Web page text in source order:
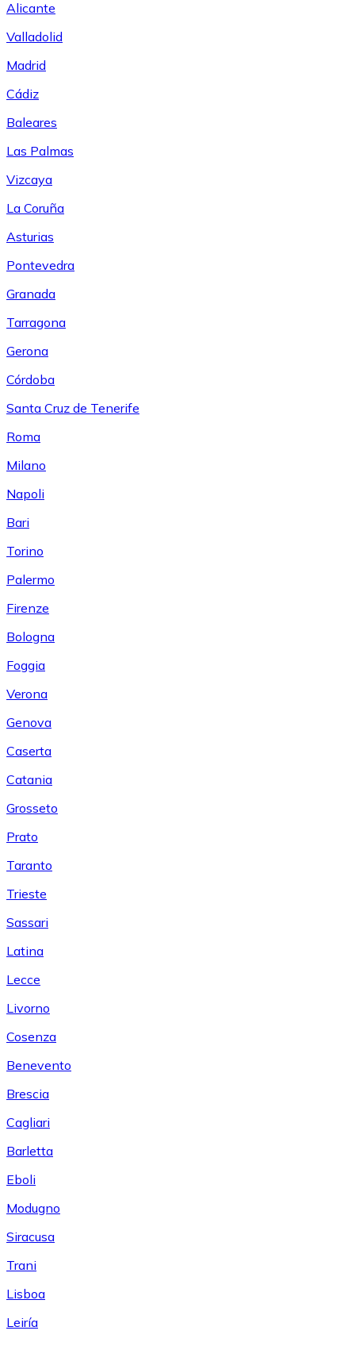
Alicante
Valladolid
Madrid
Cádiz
Baleares
Las Palmas
Vizcaya
La Coruña
Asturias
Pontevedra
Granada
Tarragona
Gerona
Córdoba
Santa Cruz de Tenerife
Roma
Milano
Napoli
Bari
Torino
Palermo
Firenze
Bologna
Foggia
Verona
Genova
Caserta
Catania
Grosseto
Prato
Taranto
Trieste
Sassari
Latina
Lecce
Livorno
Cosenza
Benevento
Brescia
Cagliari
Barletta
Eboli
Modugno
Siracusa
Trani
Lisboa
Leiría